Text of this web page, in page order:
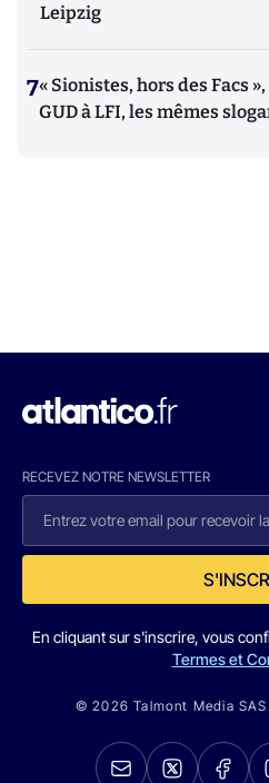
Leipzig
7« Sionistes, hors des Facs
GUD à LFI, les mêmes
RECEVEZ NOTRE NEWSLETTER
En cliquant sur s'inscrire, vous
Termes et
© 2026 Talmont Media